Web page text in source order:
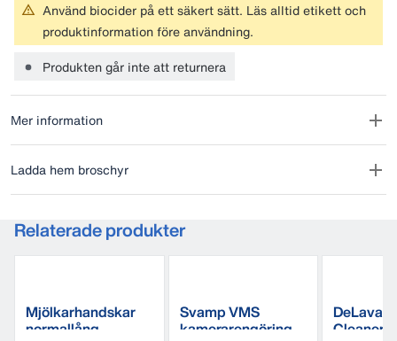
Använd biocider på ett säkert sätt. Läs alltid etikett och
produktinformation före användning.
Produkten går inte att returnera
Mer information
Ladda hem broschyr
Relaterade produkter
Mjölkarhandskar
normallång
Svamp VMS
kamerarengöring,
DeLaval
Cleaner